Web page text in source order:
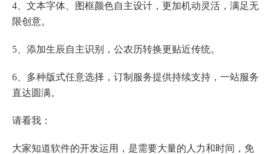
4、文本字体、图框颜色自主设计，更加机动灵活，满足无
限创意。
5、添加生辰自主识别，公农历转换更贴近传统。
6、多种版式任意选择，订制服务提供持续支持，一站服务
直达圆满。
请看我：
大家知道软件的开发运用，是需要大量的人力和时间，免